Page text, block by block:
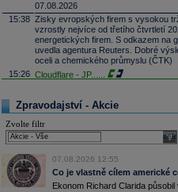
07.08.2026
15:38 Zisky evropských firem s vysokou
vzrostly nejvíce od třetího čtvrtletí
energetických firem. S odkazem na
uvedla agentura Reuters. Dobré
oceli a chemického průmyslu (ČTK)
15:26 Cloudflare - JP......
14:49 Airbnb -JP Mor......
14:24
13:59 DHL - Bernstein...
13:44 BAE Systems - M...
13:04 Jedna z největších světových
procent v novém provozovateli
Nový společný podnik založí s
Zpravodajství - Akcie
Zvolte filtr
07.08.2026 12:55
Co je vlastně cílem americké
Ekonom Richard Clarida